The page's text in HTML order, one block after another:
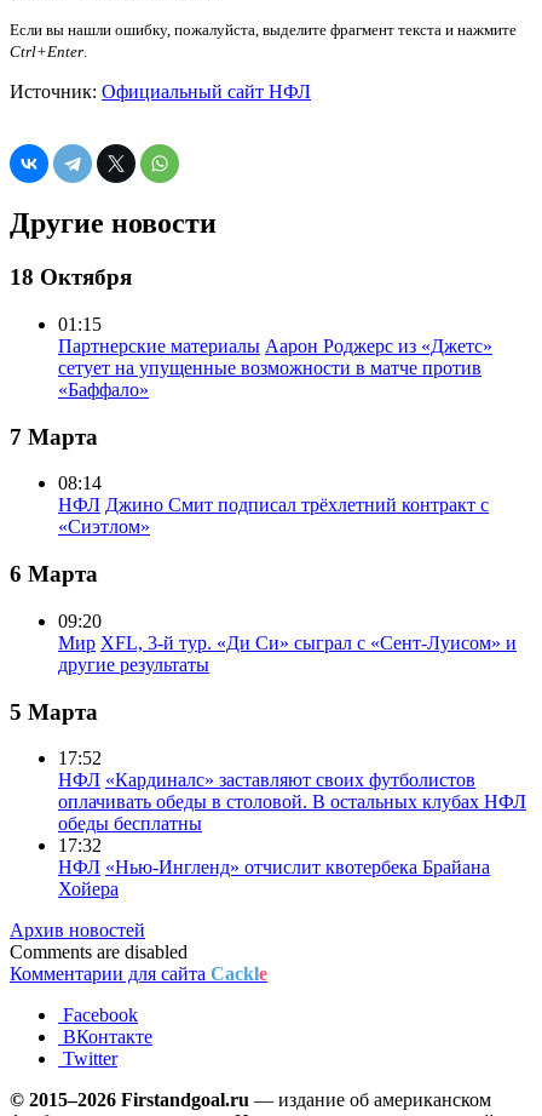
Если вы нашли ошибку, пожалуйста, выделите фрагмент текста и нажмите
Ctrl+Enter.
Источник: Официальный сайт НФЛ
Другие новости
18 Октября
01:15
Партнерские материалы Аарон Роджерс из «Джетс»
сетует на упущенные возможности в матче против
«Баффало»
7 Марта
08:14
НФЛ Джино Смит подписал трёхлетний контракт с
«Сиэтлом»
6 Марта
09:20
Мир XFL, 3-й тур. «Ди Си» сыграл с «Сент-Луисом» и
другие результаты
5 Марта
17:52
НФЛ «Кардиналс» заставляют своих футболистов
оплачивать обеды в столовой. В остальных клубах НФЛ
обеды бесплатны
17:32
НФЛ «Нью-Ингленд» отчислит квотербека Брайана
Хойера
Архив новостей
Comments are disabled
Комментарии для сайта Cackle
Facebook
ВКонтакте
Twitter
© 2015–2026 Firstandgoal.ru — издание об американском